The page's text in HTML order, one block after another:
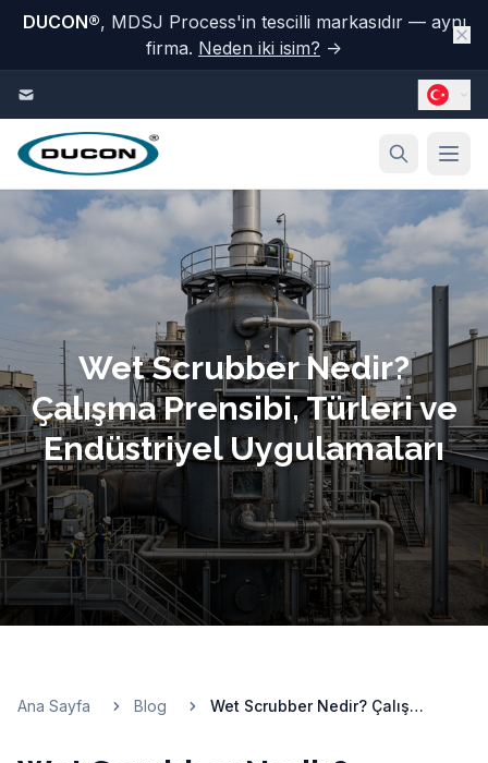
DUCON®, MDSJ Process'in tescilli markasıdır — aynı
firma. Neden iki isim? →
Wet Scrubber Nedir?
Çalışma Prensibi, Türleri ve
Endüstriyel Uygulamaları
Ana Sayfa Blog Wet Scrubber Nedir? Çalışma Prensibi, Türleri ve Endüstriyel Uygulamaları